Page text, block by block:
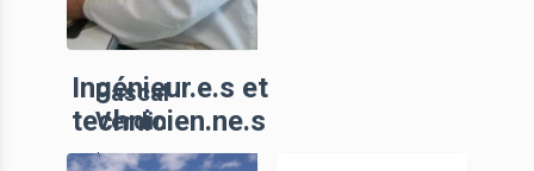
Pascal
Verdin
Inrap
Ingénieur.e.s et
technicien.ne.s